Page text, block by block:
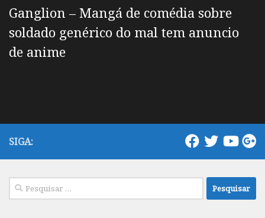
Ganglion – Mangá de comédia sobre
soldado genérico do mal tem anuncio
de anime
SIGA:
Pesquisar
por: